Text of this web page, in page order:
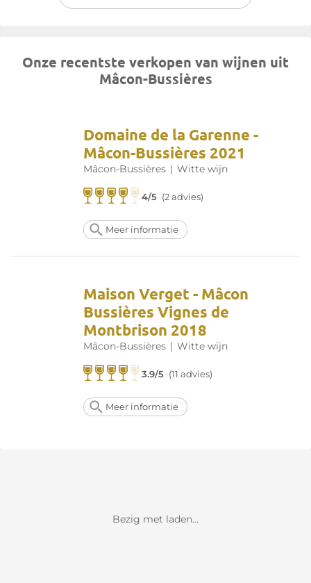
Onze recentste verkopen van wijnen uit
Mâcon-Bussières
Domaine de la Garenne -
Mâcon-Bussières 2021
Mâcon-Bussières | Witte wijn
4/5 (2 advies)
Meer informatie
Maison Verget - Mâcon
Bussières Vignes de
Montbrison 2018
Mâcon-Bussières | Witte wijn
3.9/5 (11 advies)
Meer informatie
Bezig met laden...